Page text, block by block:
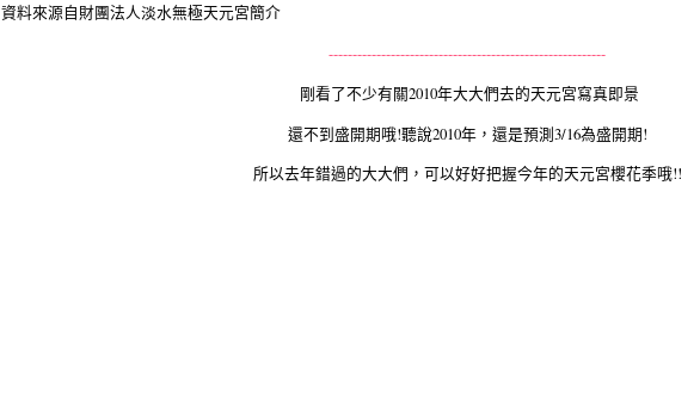
資料來源自財團法人淡水無極天元宮簡介
----------------------------------------------------------
剛看了不少有關2010年大大們去的天元宮寫真即景
還不到盛開期哦!聽說2010年，還是預測3/16為盛開期!
所以去年錯過的大大們，可以好好把握今年的天元宮櫻花季哦!!